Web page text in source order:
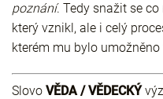
poznání. Tedy snažit se
který vznikl, ale i celý
kterém mu bylo
Slovo VĚDA / VĚDECKÝ